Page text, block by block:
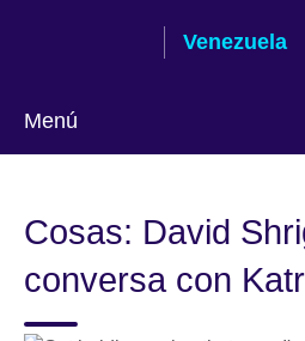
Venezuela
Menú
idioma
Cosas: David
conversa con